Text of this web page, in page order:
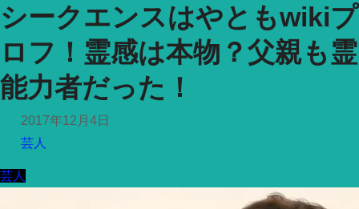
シークエンスはやともwikiプ
ロフ！霊感は本物？父親も霊
能力者だった！
2017年12月4日
芸人
芸人